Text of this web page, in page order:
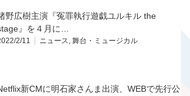
野広樹主演『冤罪執行遊戯ユルキル the
』を４月に…
2/11 ニュース, 舞台・ミュージカル
新CMに明石家さんま出演、WEBで先行公